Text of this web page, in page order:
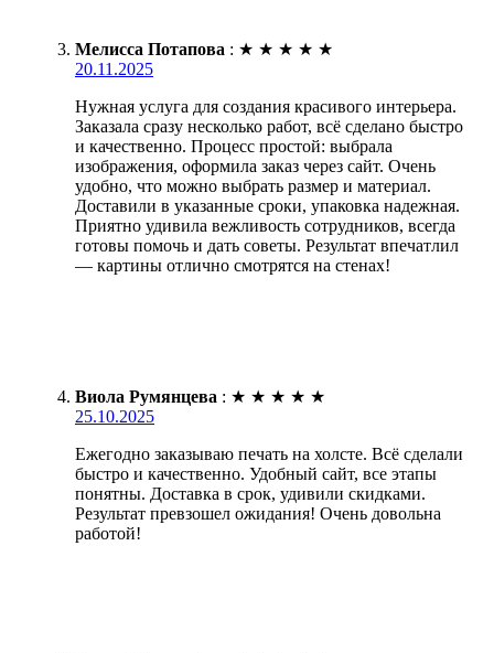
Мелисса Потапова : ★ ★ ★ ★ ★
20.11.2025
Нужная услуга для создания красивого интерьера.
Заказала сразу несколько работ, всё сделано быстро
и качественно. Процесс простой: выбрала
изображения, оформила заказ через сайт. Очень
удобно, что можно выбрать размер и материал.
Доставили в указанные сроки, упаковка надежная.
Приятно удивила вежливость сотрудников, всегда
готовы помочь и дать советы. Результат впечатлил
— картины отлично смотрятся на стенах!
Виола Румянцева : ★ ★ ★ ★ ★
25.10.2025
Ежегодно заказываю печать на холсте. Всё сделали
быстро и качественно. Удобный сайт, все этапы
понятны. Доставка в срок, удивили скидками.
Результат превзошел ожидания! Очень довольна
работой!